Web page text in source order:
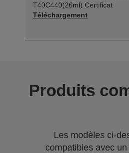
T40C440(26ml) Certificat
Téléchargement
Produits
Les modèles ci-
compatibles avec